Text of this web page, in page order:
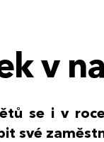
v
se i v
své